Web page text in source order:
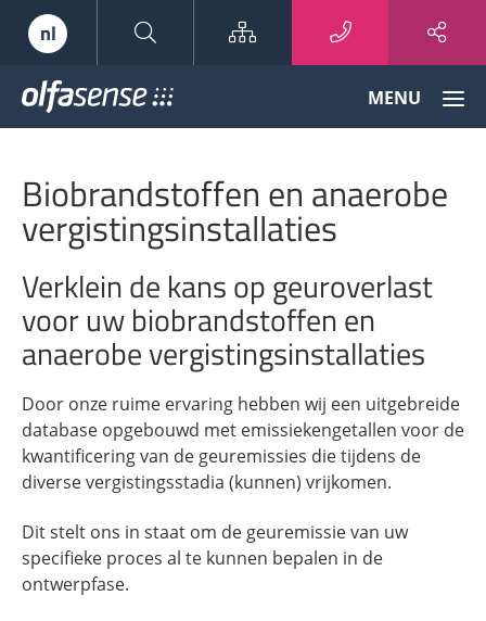
nl Sitemap
Data
to
Odour
MENU
Biobrandstoffen en anaerobe
vergistingsinstallaties
Verklein de kans op geuroverlast
voor uw biobrandstoffen en
anaerobe vergistingsinstallaties
Door onze ruime ervaring hebben wij een uitgebreide
database opgebouwd met emissiekengetallen voor de
kwantificering van de geuremissies die tijdens de
diverse vergistingsstadia (kunnen) vrijkomen.
Dit stelt ons in staat om de geuremissie van uw
specifieke proces al te kunnen bepalen in de
ontwerpfase.